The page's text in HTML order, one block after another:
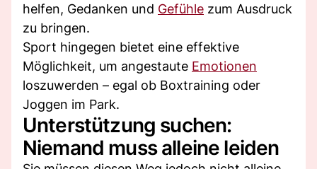
helfen, Gedanken und Gefühle zum Ausdruck
zu bringen.
Sport hingegen bietet eine effektive
Möglichkeit, um angestaute Emotionen
loszuwerden – egal ob Boxtraining oder
Joggen im Park.
Unterstützung suchen:
Niemand muss alleine leiden